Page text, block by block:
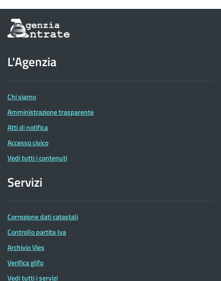
Informazioni
sul
dell'Agenzia
delle
Entrate
L'Agenzia
Chi siamo
Amministrazione trasparente
Atti di notifica
Accesso civico
Vedi tutti i contenuti
Servizi
Correzione dati catastali
Controllo partita Iva
Archivio Vies
Verifica glifo
Vedi tutti i servizi